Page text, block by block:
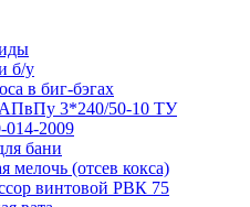
б/у
в биг-бэгах
3*240/50-10 ТУ
014-2009
бани
мелочь (отсев кокса)
винтовой РВК 75